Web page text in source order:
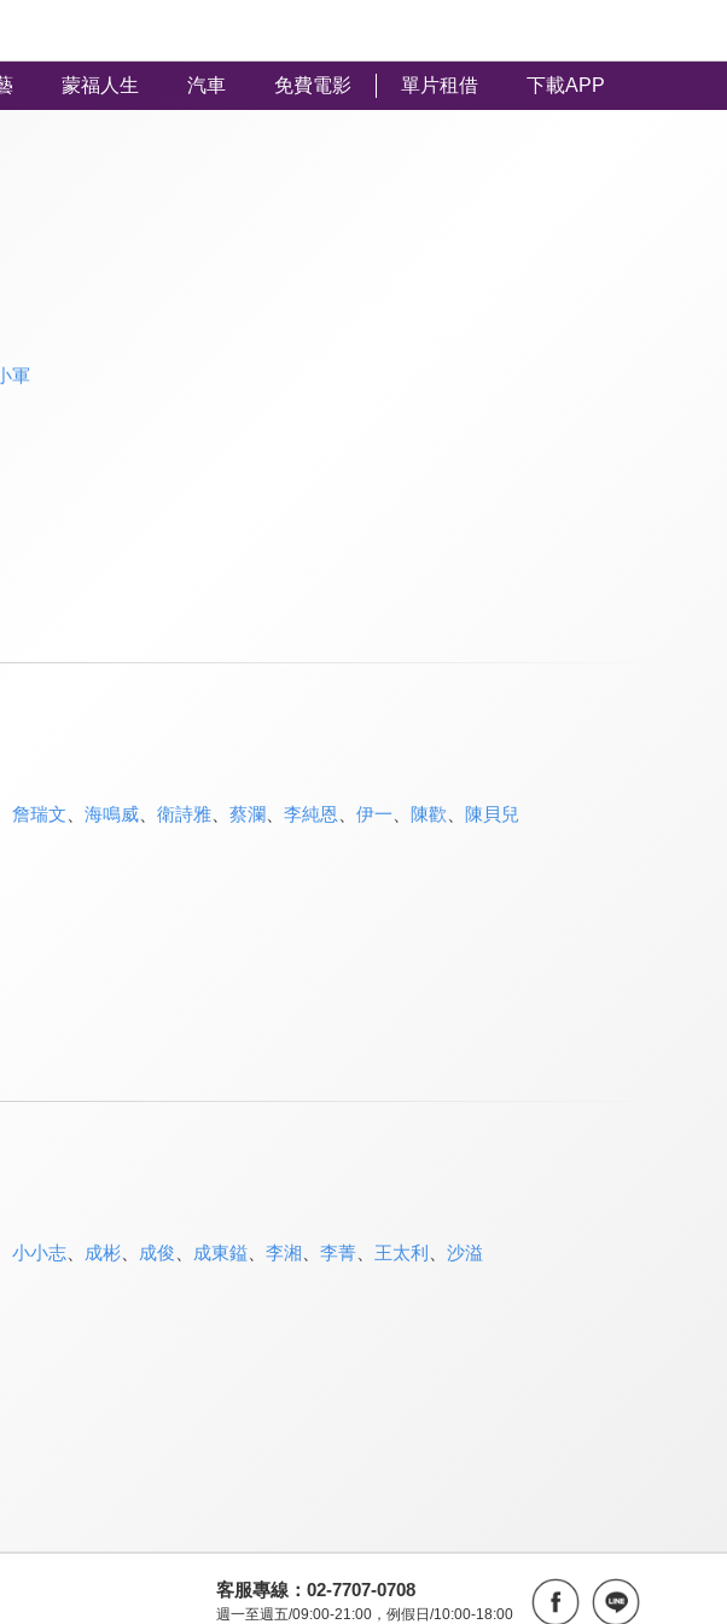
蒙福人生 汽車 免費電影 單片租借 下載APP
軍
詹瑞文 海鳴威、 衛詩雅、 蔡瀾 李純恩 伊一 陳歡 陳貝兒
小小志、 成彬、 成俊 成東鎰、 李湘 李菁、 王太利 沙溢
客服專線：02-7707-0708
週一至週五/09:00-21:00，例假日/10:00-18:00